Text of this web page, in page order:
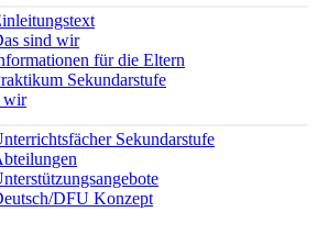
sind wir
für die Eltern
Sekundarstufe
wir
Sekundarstufe
DFU Konzept